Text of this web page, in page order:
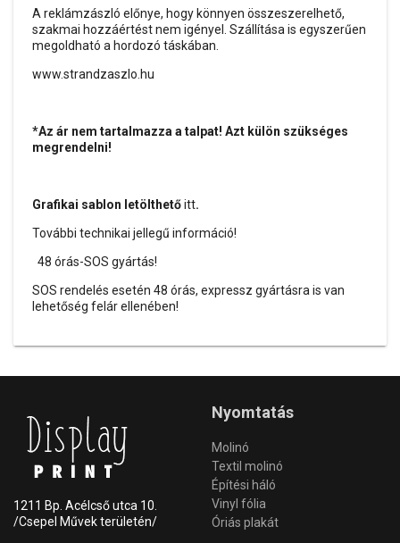
A reklámzászló előnye, hogy könnyen összeszerelhető,
szakmai hozzáértést nem igényel. Szállítása is egyszerűen
megoldható a hordozó táskában.
www.strandzaszlo.hu
*Az ár nem tartalmazza a talpat! Azt külön szükséges
megrendelni!
Grafikai sablon letölthetőitt.
További technikai jellegű információ!
48 órás-SOS gyártás!
SOS rendelés esetén 48 órás, expressz gyártásra is van
lehetőség felár ellenében!
1211 Bp. Acélcső utca 10.
/Csepel Művek területén/
Nyomtatás
Molinó
Textil molinó
Építési háló
Vinyl fólia
Óriás plakát